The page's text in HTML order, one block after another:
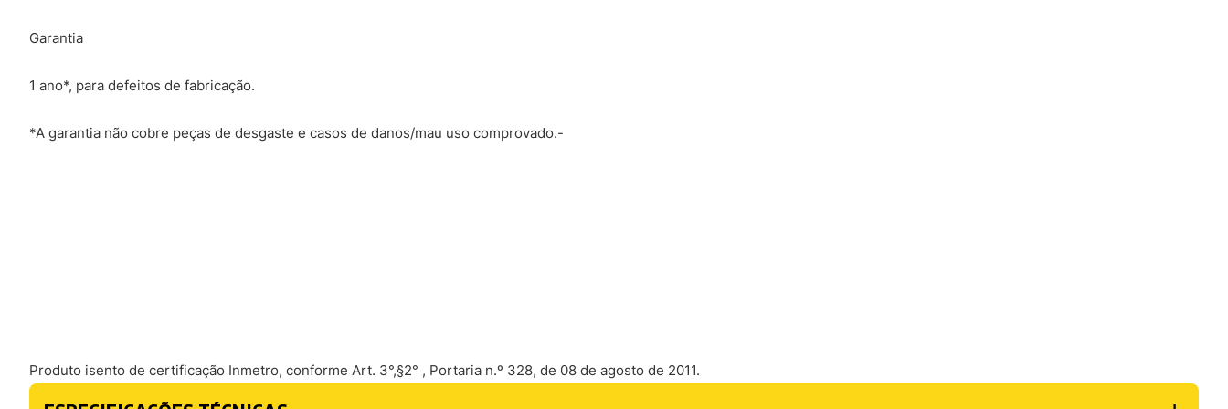
Garantia
1 ano*, para defeitos de fabricação.
*A garantia não cobre peças de desgaste e casos de danos/mau uso comprovado.-
Produto isento de certificação Inmetro, conforme Art. 3°,§2° , Portaria n.º 328, de 08 de agosto de 2011.